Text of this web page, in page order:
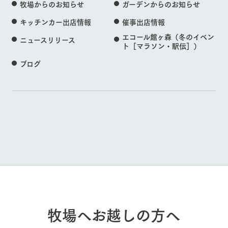
牧場からのお知らせ
ガーデンからのお知らせ
キッチンカー出店情報
催事出店情報
ニュースリリース
エコール館ヶ森（冬のイベン
ト［マラソン・駅伝］）
ブログ
牧場へお越しの方へ